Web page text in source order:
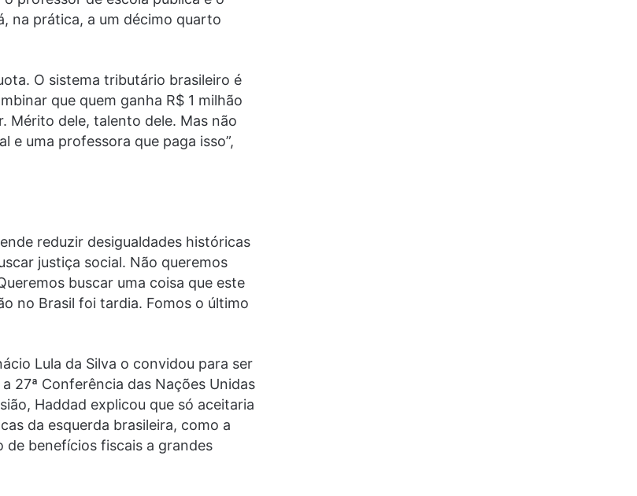
na prática, a um décimo quarto
O sistema tributário brasileiro é
que quem ganha R$ 1 milhão
Mérito dele, talento dele. Mas não
e uma professora que paga isso”,
reduzir desigualdades históricas
justiça social. Não queremos
buscar uma coisa que este
no Brasil foi tardia. Fomos o último
Lula da Silva o convidou para ser
27ª Conferência das Nações Unidas
Haddad explicou que só aceitaria
da esquerda brasileira, como a
de benefícios fiscais a grandes